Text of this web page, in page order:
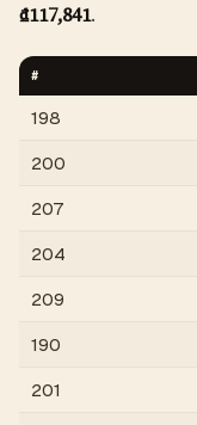
₫117,841.
#
198
200
207
204
209
190
201